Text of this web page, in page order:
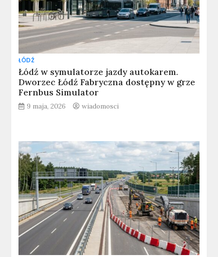
ŁÓDŹ
Łódź w symulatorze jazdy autokarem.
Dworzec Łódź Fabryczna dostępny w grze
Fernbus Simulator
9 maja, 2026 wiadomosci